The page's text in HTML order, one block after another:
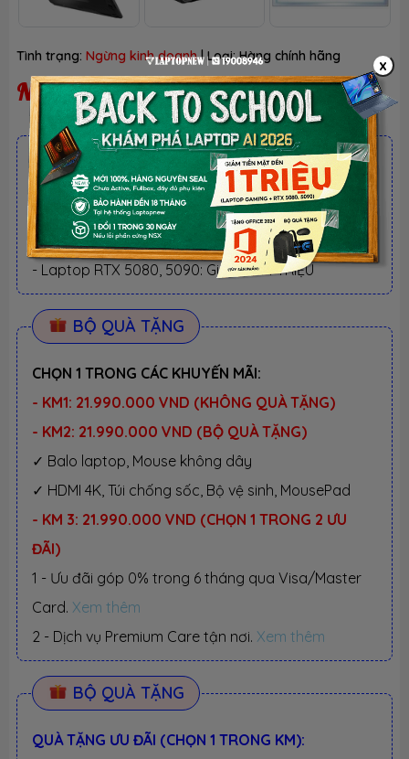
Tình trạng: Ngừng kinh doanh | Loại:Hàng chính hãng
Ngừng kinh doanh
ƯU ĐÃI TỐT NHẤT TRONG NĂM
BACK TO SCHOOL 2026.Xem chi tiết
- Laptop văn phòng. Giảm TM 300K
- Laptop Business. Giảm TM 500K
- Laptop RTX 5080, 5090: Giảm TM 1 TRIỆU
BỘ QUÀ TẶNG
CHỌN 1 TRONG CÁC KHUYẾN MÃI:
- KM1: 21.990.000 VND (KHÔNG QUÀ TẶNG)
- KM2: 21.990.000 VND (BỘ QUÀ TẶNG)
✓ Balo laptop, Mouse không dây
✓ HDMI 4K, Túi chống sốc, Bộ vệ sinh, MousePad
- KM 3: 21.990.000 VND (CHỌN 1 TRONG 2 ƯU
ĐÃI)
1 - Ưu đãi góp 0% trong 6 tháng qua Visa/Master
Card. Xem thêm
2 - Dịch vụ Premium Care tận nơi. Xem thêm
BỘ QUÀ TẶNG
QUÀ TẶNG ƯU ĐÃI (CHỌN 1 TRONG KM):
x